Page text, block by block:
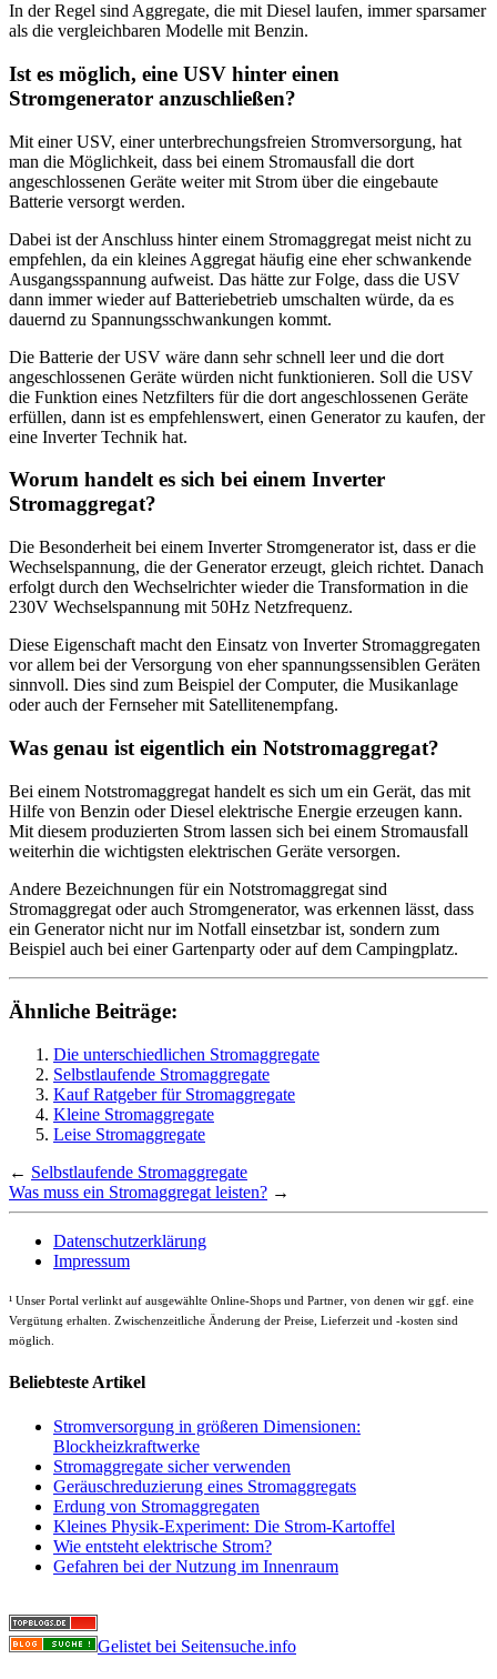
In der Regel sind Aggregate, die mit Diesel laufen, immer sparsamer
als die vergleichbaren Modelle mit Benzin.
Ist es möglich, eine USV hinter einen
Stromgenerator anzuschließen?
Mit einer USV, einer unterbrechungsfreien Stromversorgung, hat
man die Möglichkeit, dass bei einem Stromausfall die dort
angeschlossenen Geräte weiter mit Strom über die eingebaute
Batterie versorgt werden.
Dabei ist der Anschluss hinter einem Stromaggregat meist nicht zu
empfehlen, da ein kleines Aggregat häufig eine eher schwankende
Ausgangsspannung aufweist. Das hätte zur Folge, dass die USV
dann immer wieder auf Batteriebetrieb umschalten würde, da es
dauernd zu Spannungsschwankungen kommt.
Die Batterie der USV wäre dann sehr schnell leer und die dort
angeschlossenen Geräte würden nicht funktionieren. Soll die USV
die Funktion eines Netzfilters für die dort angeschlossenen Geräte
erfüllen, dann ist es empfehlenswert, einen Generator zu kaufen, der
eine Inverter Technik hat.
Worum handelt es sich bei einem Inverter
Stromaggregat?
Die Besonderheit bei einem Inverter Stromgenerator ist, dass er die
Wechselspannung, die der Generator erzeugt, gleich richtet. Danach
erfolgt durch den Wechselrichter wieder die Transformation in die
230V Wechselspannung mit 50Hz Netzfrequenz.
Diese Eigenschaft macht den Einsatz von Inverter Stromaggregaten
vor allem bei der Versorgung von eher spannungssensiblen Geräten
sinnvoll. Dies sind zum Beispiel der Computer, die Musikanlage
oder auch der Fernseher mit Satellitenempfang.
Was genau ist eigentlich ein Notstromaggregat?
Bei einem Notstromaggregat handelt es sich um ein Gerät, das mit
Hilfe von Benzin oder Diesel elektrische Energie erzeugen kann.
Mit diesem produzierten Strom lassen sich bei einem Stromausfall
weiterhin die wichtigsten elektrischen Geräte versorgen.
Andere Bezeichnungen für ein Notstromaggregat sind
Stromaggregat oder auch Stromgenerator, was erkennen lässt, dass
ein Generator nicht nur im Notfall einsetzbar ist, sondern zum
Beispiel auch bei einer Gartenparty oder auf dem Campingplatz.
Ähnliche Beiträge:
Die unterschiedlichen Stromaggregate
Selbstlaufende Stromaggregate
Kauf Ratgeber für Stromaggregate
Kleine Stromaggregate
Leise Stromaggregate
← Selbstlaufende Stromaggregate
Was muss ein Stromaggregat leisten? →
Datenschutzerklärung
Impressum
¹ Unser Portal verlinkt auf ausgewählte Online-Shops und Partner, von denen wir ggf. eine
Vergütung erhalten. Zwischenzeitliche Änderung der Preise, Lieferzeit und -kosten sind
möglich.
Beliebteste Artikel
Stromversorgung in größeren Dimensionen:
Blockheizkraftwerke
Stromaggregate sicher verwenden
Geräuschreduzierung eines Stromaggregats
Erdung von Stromaggregaten
Kleines Physik-Experiment: Die Strom-Kartoffel
Wie entsteht elektrische Strom?
Gefahren bei der Nutzung im Innenraum
Gelistet bei Seitensuche.info